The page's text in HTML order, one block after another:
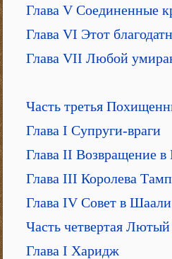
Глава V Соединенные
Глава VI Этот
Глава VII Любой
Часть третья
Глава I Супруги-враги
Глава II Возвращение
Глава III Королева
Глава IV Совет в Шаали
Часть четвертая
Глава I Xаридж